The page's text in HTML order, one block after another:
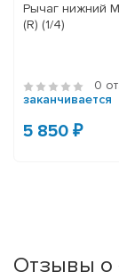
Рычаг нижний MASUMA,
(R) (1/4)
0
заканчивается
5 850 ₽
Отзывы о